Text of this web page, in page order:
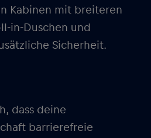
Kabinen mit breiteren
in-Duschen und
Sicherheit.
dass deine
barrierefreie